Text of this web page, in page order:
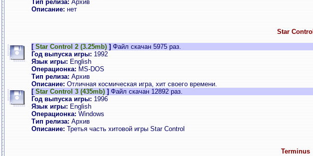
Тип релиза: Архив
Описание: нет
Star Control
[ Star Control 2 (3.25mb) ] Файл скачан 5975 раз.
Год выпуска игры: 1992
Язык игры: English
Операционка: MS-DOS
Тип релиза: Архив
Описание: Отличная космическая игра, хит своего времени.
[ Star Control 3 (435mb) ] Файл скачан 12892 раз.
Год выпуска игры: 1996
Язык игры: English
Операционка: Windows
Тип релиза: Архив
Описание: Третья часть хитовой игры Star Control
Terminus